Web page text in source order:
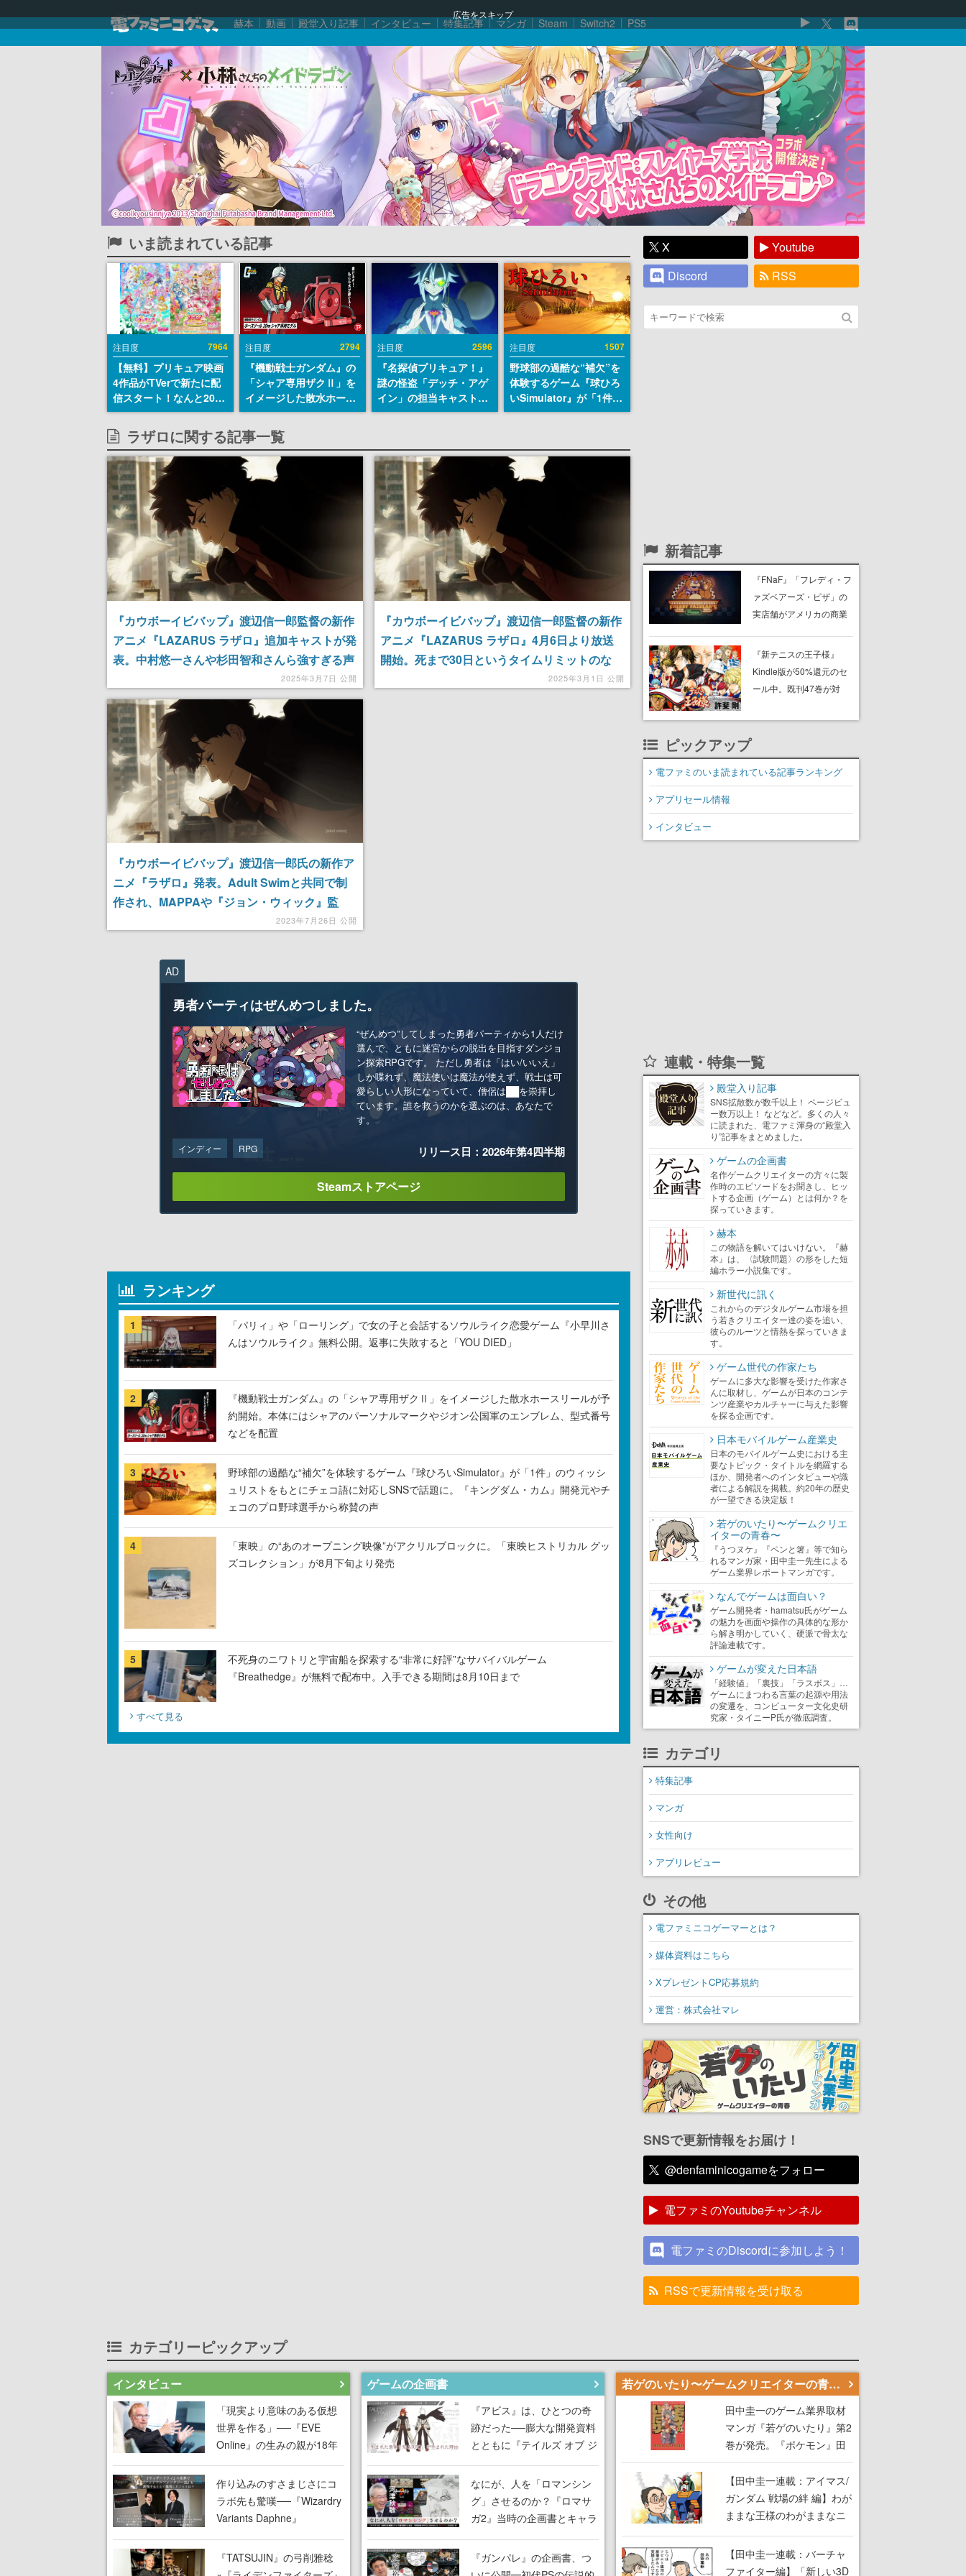
広告をスキップ
赫本 動画 殿堂入り記事 インタビュー 特集記事 マンガ Steam Switch2 PS5
いま読まれている記事
注目度 7964
【無料】プリキュア映画
4作品がTVerで新たに配
信スタート！なんと2018
年～2024年の映画ほぼす
べてが見放題に、ぶっち
ゃけありえないラインナ
ップ
注目度 2794
『機動戦士ガンダム』の
「シャア専用ザクⅡ」を
イメージした散水ホース
リールが予約開始。本体
にはシャアのパーソナル
マークやジオン公国軍の
エンブレム、型式番号な
どを配置
注目度 2596
『名探偵プリキュア！』
謎の怪盗「デッチ・アゲ
イン」の担当キャストは
天﨑滉平さんと判明。
『ヒプノシスマイク』山
田三郎役など
注目度 1507
野球部の過酷な“補欠”を
体験するゲーム『球ひろ
いSimulator』が「1件」
のウィッシュリストをも
ダム・カム』開発元やチ
ェコのプロ野球選手から
ラザロに関する記事一覧
『カウボーイビバップ』渡辺信一郎監督の新作
アニメ『LAZARUS ラザロ』追加キャストが発
表。中村悠一さんや杉田智和さんら強すぎる声
2025年3月7日 公開
『カウボーイビバップ』渡辺信一郎監督の新作
アニメ『LAZARUS ラザロ』4月6日より放送
開始。死まで30日というタイムリミットのな
か、世界中から集められた5人のエージェント
2025年3月1日 公開
『カウボーイビバップ』渡辺信一郎氏の新作ア
ニメ『ラザロ』発表。Adult Swimと共同で制
作され、MAPPAや『ジョン・ウィック』監
督、Bonobo、Floating Pointsなど超豪華な布
2023年7月26日 公開
AD
勇者パーティはぜんめつしました。
“ぜんめつ”してしまった勇者パーティから1人だけ
選んで、ともに迷宮からの脱出を目指すダンジョ
ン探索RPGです。 ただし勇者は「はい/いいえ」
しか喋れず、魔法使いは魔法が使えず、戦士は可
愛らしい人形になっていて、僧侶は██を崇拝し
ています。誰を救うのかを選ぶのは、あなたで
す。
インディー RPG リリース日：2026年第4四半期
Steamストアページ
ランキング
1
「パリィ」や「ローリング」で女の子と会話するソウルライク恋愛ゲーム『小早川さ
んはソウルライク』無料公開。返事に失敗すると「YOU DIED」
2
『機動戦士ガンダム』の「シャア専用ザクⅡ」をイメージした散水ホースリールが予
約開始。本体にはシャアのパーソナルマークやジオン公国軍のエンブレム、型式番号
などを配置
3
野球部の過酷な“補欠”を体験するゲーム『球ひろいSimulator』が「1件」のウィッシ
ュリストをもとにチェコ語に対応しSNSで話題に。『キングダム・カム』開発元やチ
ェコのプロ野球選手から称賛の声
4
「東映」の“あのオープニング映像”がアクリルブロックに。「東映ヒストリカル グッ
ズコレクション」が8月下旬より発売
5
不死身のニワトリと宇宙船を探索する“非常に好評”なサバイバルゲーム
『Breathedge』が無料で配布中。入手できる期間は8月10日まで
すべて見る
X
Youtube
Discord
RSS
新着記事
『FNaF』「フレディ・フ
ァズベアーズ・ピザ」の
実店舗がアメリカの商業
に2027年オープン！
ScottGamesとの共同開
発、食事だけでなくステ
『新テニスの王子様』
Kindle版が50%還元のセ
ール中。既刊47巻が対
得にまとめ買いするチャ
ピックアップ
電ファミのいま読まれている記事ランキング
アプリセール情報
インタビュー
連載・特集一覧
殿堂入り記事
SNS拡散数が数千以上！ ページビュ
ー数万以上！ などなど。多くの人々
に読まれた、電ファミ渾身の“殿堂入
り”記事をまとめました。
ゲームの企画書
名作ゲームクリエイターの方々に製
作時のエピソードをお聞きし、ヒッ
トする企画（ゲーム）とは何か？を
探っていきます。
赫本
この物語を解いてはいけない。『赫
本』は、〈試験問題〉の形をした短
編ホラー小説集です。
新世代に訊く
これからのデジタルゲーム市場を担
う若きクリエイター達の姿を追い、
彼らのルーツと情熱を探っていきま
す。
ゲーム世代の作家たち
ゲームに多大な影響を受けた作家さ
んに取材し、ゲームが日本のコンテ
ンツ産業やカルチャーに与えた影響
を探る企画です。
日本モバイルゲーム産業史
日本のモバイルゲーム史における主
要なトピック・タイトルを網羅する
ほか、開発者へのインタビューや識
者による解説を掲載。約20年の歴史
が一望できる決定版！
若ゲのいたり〜ゲームクリエ
イターの青春〜
『うつヌケ』『ペンと箸』等で知ら
れるマンガ家・田中圭一先生による
ゲーム業界レポートマンガです。
なんでゲームは面白い？
ゲーム開発者・hamatsu氏がゲーム
の魅力を画面や操作の具体的な形か
ら解き明かしていく、硬派で骨太な
評論連載です。
ゲームが変えた日本語
「経験値」「裏技」「ラスボス」…
ゲームにまつわる言葉の起源や用法
の変遷を、コンピューター文化史研
究家・タイニーP氏が徹底調査。
カテゴリ
特集記事
マンガ
女性向け
アプリレビュー
その他
電ファミニコゲーマーとは？
媒体資料はこちら
XプレゼントCP応募規約
運営：株式会社マレ
SNSで更新情報をお届け！
@denfaminicogameをフォロー
電ファミのYoutubeチャンネル
電ファミのDiscordに参加しよう！
RSSで更新情報を受け取る
カテゴリーピックアップ
インタビュー
「現実より意味のある仮想
世界を作る」──『EVE
Online』の生みの親が18年
掲げ続ける”クレイジーな宣
言”は、比喩ではなく本気だ
った
作り込みのすさまじさにコ
ラボ先も驚嘆──『Wizardry
Variants Daphne』
定なのにジョブもキャラも
武器も戦闘システムもワン
『TATSUJIN』の弓削雅稔
ゲームの企画書
『アビス』は、ひとつの奇
跡だった──膨大な開発資料
とともに『テイルズ オブ ジ
アビス』開発陣に聞く、
「生まれた意味を知る
RPG」が生まれた理由【ゲ
ームの企画書】
なにが、人を「ロマンシン
グ」させるのか？『ロマサ
ガ2』当時の企画書とキャラ
がRPGに生み出した「ロマ
ン」の正体とは【ゲームの
『ガンパレ』の企画書、つ
若ゲのいたり〜ゲームクリエイターの青春〜
田中圭一のゲーム業界取材
マンガ『若ゲのいたり』第2
巻が発売。『ポケモン』田
尻智さん、『ゼビウス』遠
藤雅伸さんらの貴重なエピ
ソードを収録
【田中圭一連載：アイマス/
ガンダム 戦場の絆 編】わが
ままな王様のわがままなニ
朗が貫く姿勢に、ゲームク
リエイターとしての矜持を
【田中圭一連載：バーチャ
ファイター編】「新しい3D